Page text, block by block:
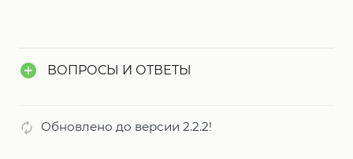
ВОПРОСЫ И ОТВЕТЫ
Обновлено до версии 2.2.2!